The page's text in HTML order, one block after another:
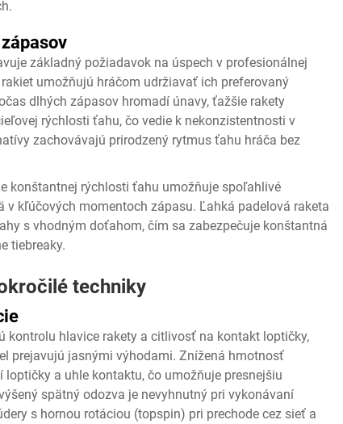
základný požiadavok na úspech v profesionálnej
umožňujú hráčom udržiavať ich preferovaný
dlhých zápasov hromadí únavy, ťažšie rakety
rýchlosti ťahu, čo vedie k nekonzistentnosti v
zachovávajú prirodzený rytmus ťahu hráča bez
konštantnej rýchlosti ťahu umožňuje spoľahlivé
v kľúčových momentoch zápasu. Ľahká padelová raketa
s vhodným doťahom, čím sa zabezpečuje konštantná
tiebreaky.
techniky
kontrolu hlavice rakety a citlivosť na kontakt loptičky,
prejavujú jasnými výhodami. Znížená hmotnosť
a uhle kontaktu, čo umožňuje presnejšiu
spätný odozva je nevyhnutný pri vykonávaní
s hornou rotáciou (topspin) pri prechode cez sieť a